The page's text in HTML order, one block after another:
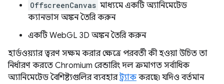
OffscreenCanvas মাধ্যমে একটি অ্যানিমেটেড
ক্যানভাস অঙ্কন তৈরি করুন
একটি WebGL 3D অঙ্কন তৈরি করুন
হার্ডওয়্যার ত্বরণ সক্ষম করার ক্ষেত্রে পরবর্তী কী হওয়া উচিত তা
নির্ধারণ করতে Chromium রেন্ডারিং দল ক্রমাগত সর্বাধিক
অ্যানিমেটেড বৈশিষ্ট্যগুলির ব্যবহারট্র্যাককরছে৷ যদিও বর্তমান